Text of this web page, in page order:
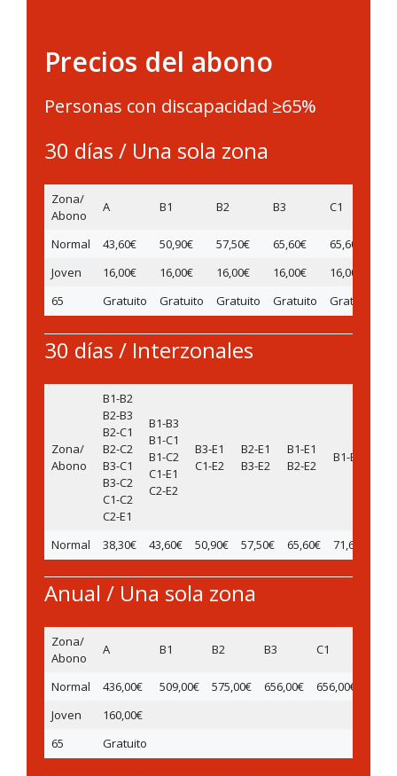
Precios del abono
Personas con discapacidad ≥65%
30 días / Una sola zona
Zona/
Abono
A B1 B2 B3 C1
Normal 43,60€ 50,90€ 57,50€ 65,60€ 65,60€
Joven
16,00€ 16,00€ 16,00€ 16,00€ 16,00€
65
Gratuito Gratuito Gratuito Gratuito Gratuito
30 días / Interzonales
Zona/
Abono
B1-B2
B2-B3
B2-C1
B2-C2
B3-C1
B3-C2
C1-C2
C2-E1
B1-B3
B1-C1
B1-C2
C1-E1
C2-E2
B3-E1
C1-E2
B2-E1
B3-E2
B1-E1
B2-E2
B1-E2
Normal 38,30€ 43,60€ 50,90€ 57,50€ 65,60€ 71,60€
Anual / Una sola zona
Zona/
Abono
A B1 B2 B3 C1
Normal 436,00€ 509,00€ 575,00€ 656,00€ 656,00€
Joven
160,00€
65
Gratuito